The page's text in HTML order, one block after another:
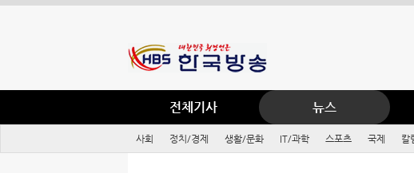
전체기사 뉴스
사회 정치/경제 생활/문화 IT/과학 스포츠 국제 칼